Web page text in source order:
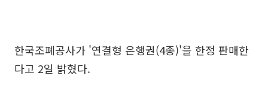
한국조폐공사가 '연결형 은행권(4종)'을 한정 판매한
다고 2일 밝혔다.